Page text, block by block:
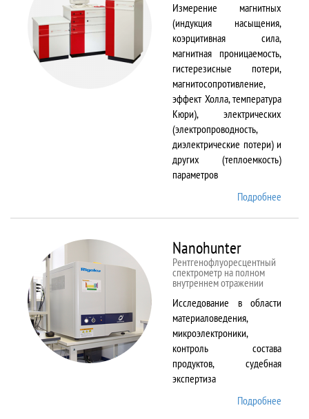
Измерение магнитных
(индукция насыщения,
коэрцитивная сила,
магнитная проницаемость,
гистерезисные потери,
магнитосопротивление,
эффект Холла, температура
Кюри), электрических
(электропроводность,
диэлектрические потери) и
других (теплоемкость)
параметров
Подробнее
Nanohunter
Рентгенофлуоресцентный
спектрометр на полном
внутреннем отражении
Исследование в области
материаловедения,
микроэлектроники,
контроль состава
продуктов, судебная
экспертиза
Подробнее